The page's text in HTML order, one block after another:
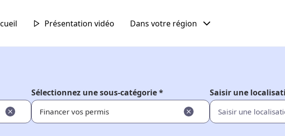
Présentation vidéo Dans votre région
Sélectionnez une sous-catégorie *
Financer vos permis
Saisir une